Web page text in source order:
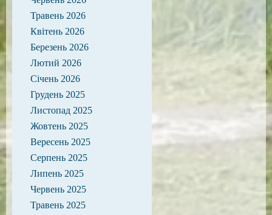
Травень 2026
Квітень 2026
Березень 2026
Лютий 2026
Січень 2026
Грудень 2025
Листопад 2025
Жовтень 2025
Вересень 2025
Серпень 2025
Липень 2025
Червень 2025
Травень 2025